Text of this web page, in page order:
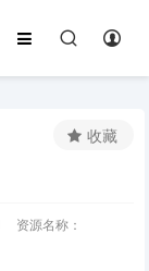
资源名称：
收藏